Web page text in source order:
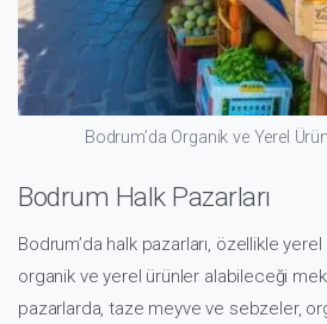
Bodrum’da Organik ve Yerel
Bodrum Halk Pazarları
Bodrum’da halk pazarları, özellikle
organik ve yerel ürünler alabileceği
pazarlarda, taze meyve ve sebzeler,